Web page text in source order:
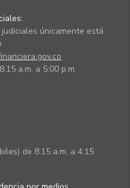
únicamente está
a.m. a 5:00 p.m.
de 8:15 a.m. a 4:15